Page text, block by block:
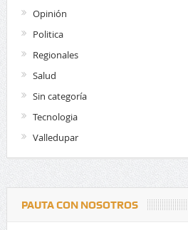
Opinión
Politica
Regionales
Salud
Sin categoría
Tecnologia
Valledupar
PAUTA CON NOSOTROS